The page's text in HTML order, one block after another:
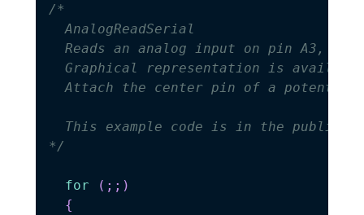
/*
  AnalogReadSerial
Reads an analog input on pin A3,
Graphical representation is
Attach the center pin of a
This example code is in the public
*/
for ( ; ; )
{